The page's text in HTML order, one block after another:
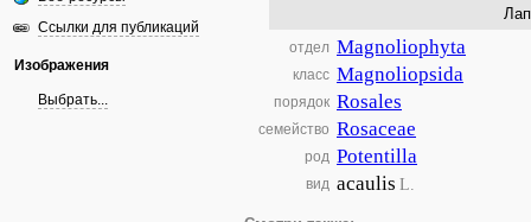
Ссылки для публикаций
Изображения
Выбрать...
отдел Magnoliophyta
класс Magnoliopsida
порядок Rosales
семейство Rosaceae
род Potentilla
вид acaulis L.